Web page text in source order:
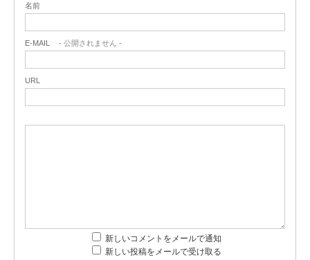
名前
E-MAIL - 公開されません -
URL
新しいコメントをメールで通知
新しい投稿をメールで受け取る